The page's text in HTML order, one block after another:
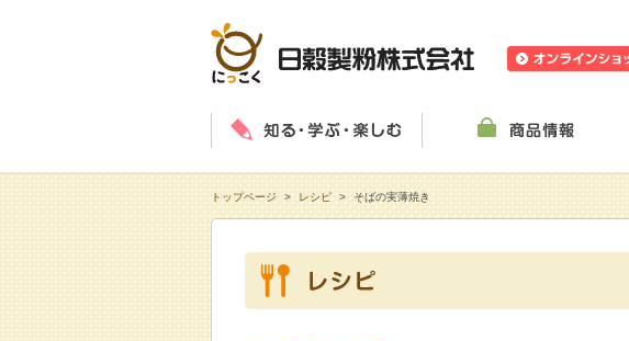
知る・学ぶ・楽しむ
トップページ > レシピ > そばの実薄焼き